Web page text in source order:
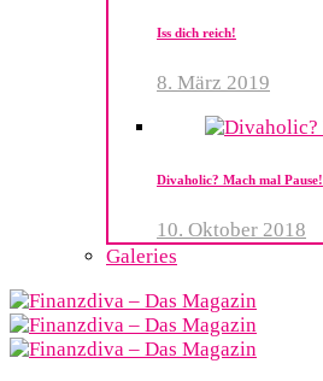
Iss dich reich!
8. März 2019
Divaholic? Mach mal Pause!
10. Oktober 2018
Galeries